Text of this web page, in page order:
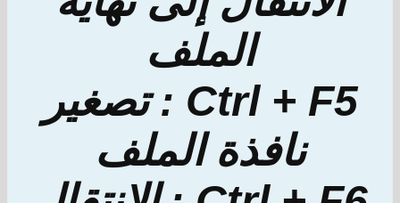
الملف
Ctrl + F5 : تصغير
نافذة الملف